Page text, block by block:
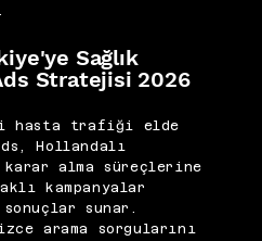
Sağlık
Stratejisi 2026
hasta trafiği elde
Hollandalı
alma süreçlerine
kampanyalar
sunar.
arama sorgularını